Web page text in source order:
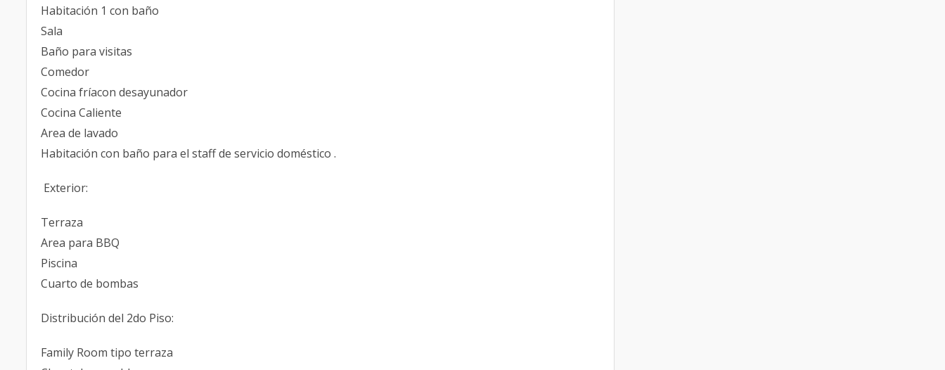
Habitación 1 con baño
Sala
Baño para visitas
Comedor
Cocina fríacon desayunador
Cocina Caliente
Area de lavado
Habitación con baño para el staff de servicio doméstico .
Exterior:
Terraza
Area para BBQ
Piscina
Cuarto de bombas
Distribución del 2do Piso:
Family Room tipo terraza